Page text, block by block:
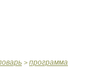
> программа